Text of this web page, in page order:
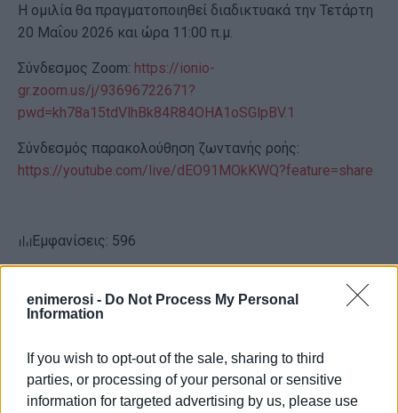
enimerosi - Do Not Process My Personal
Information
If you wish to opt-out of the sale, sharing to third
parties, or processing of your personal or sensitive
information for targeted advertising by us, please use
Η ομιλία θα πραγματοποιηθεί διαδικτυακά την Τετάρτη
20 Μαΐου 2026 και ώρα 11:00 π.μ.
Σύνδεσμος Zoom: https://ionio-
gr.zoom.us/j/93696722671?
pwd=kh78a15tdVlhBk84R84OHA1oSGlpBV.1
Σύνδεσμός παρακολούθηση ζωντανής ροής:
https://youtube.com/live/dEO91MOkKWQ?feature=share
Εμφανίσεις: 596